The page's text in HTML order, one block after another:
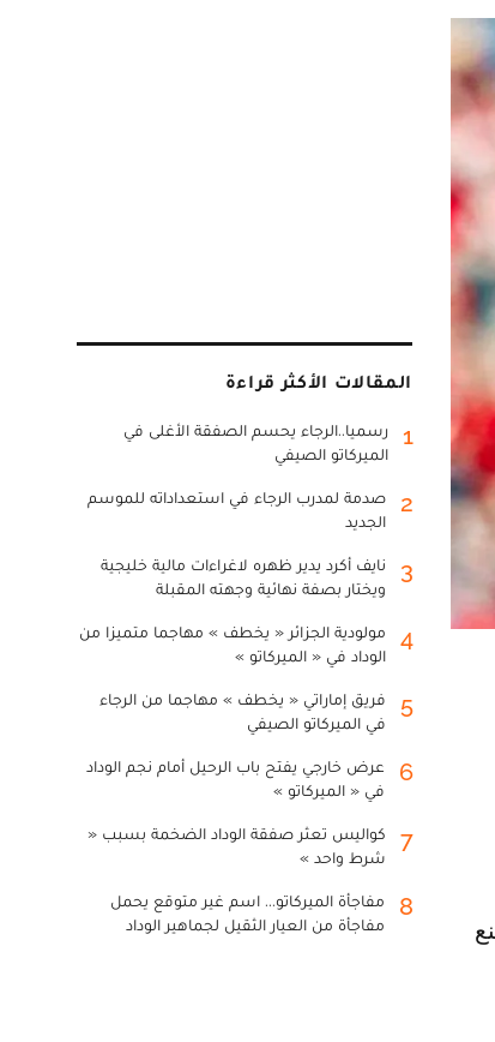
المقالات الأكثر قراءة
1
رسميا..الرجاء يحسم الصفقة الأغلى في
الميركاتو الصيفي
2
صدمة لمدرب الرجاء في استعداداته للموسم
الجديد
3
نايف أكرد يدير ظهره لاغراءات مالية خليجية
ويختار بصفة نهائية وجهته المقبلة
4
مولودية الجزائر « يخطف » مهاجما متميزا من
الوداد في « الميركاتو »
5
فريق إماراتي « يخطف » مهاجما من الرجاء
في الميركاتو الصيفي
6
عرض خارجي يفتح باب الرحيل أمام نجم الوداد
في « الميركاتو »
7
كواليس تعثر صفقة الوداد الضخمة بسبب «
شرط واحد »
8
مفاجأة الميركاتو... اسم غير متوقع يحمل
مفاجأة من العيار الثقيل لجماهير الوداد